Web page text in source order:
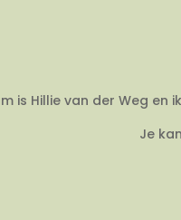
is Hillie van der Weg
Je